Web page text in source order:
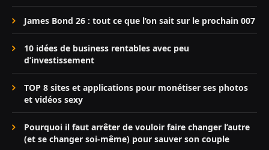
James Bond 26 : tout ce que l’on sait sur le prochain 007
10 idées de business rentables avec peu
d’investissement
TOP 8 sites et applications pour monétiser ses photos
et vidéos sexy
Pourquoi il faut arrêter de vouloir faire changer l’autre
(et se changer soi-même) pour sauver son couple